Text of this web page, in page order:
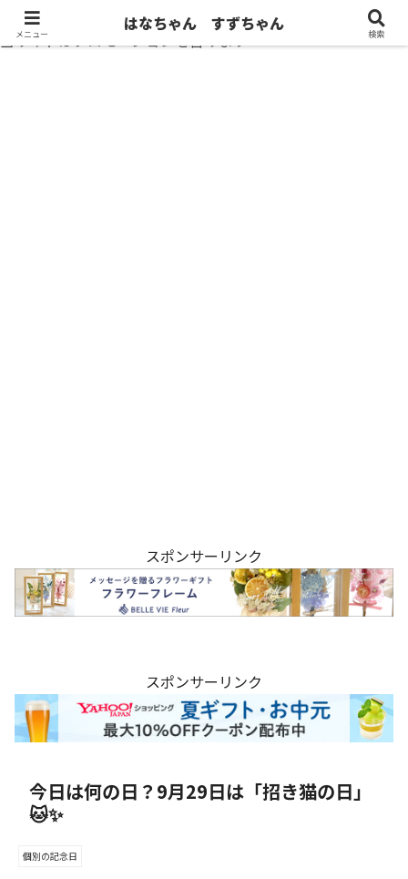
当サイトはプロモーションを含みます
スポンサーリンク
スポンサーリンク
今日は何の日？9月29日は「招き猫の日」
🐱✨
個別の記念日
メニュー
はなちゃん すずちゃん
検索